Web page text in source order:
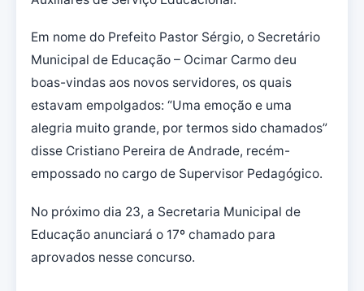
Em nome do Prefeito Pastor Sérgio, o Secretário
Municipal de Educação – Ocimar Carmo deu
boas-vindas aos novos servidores, os quais
estavam empolgados: “Uma emoção e uma
alegria muito grande, por termos sido chamados”
disse Cristiano Pereira de Andrade, recém-
empossado no cargo de Supervisor Pedagógico.
No próximo dia 23, a Secretaria Municipal de
Educação anunciará o 17º chamado para
aprovados nesse concurso.